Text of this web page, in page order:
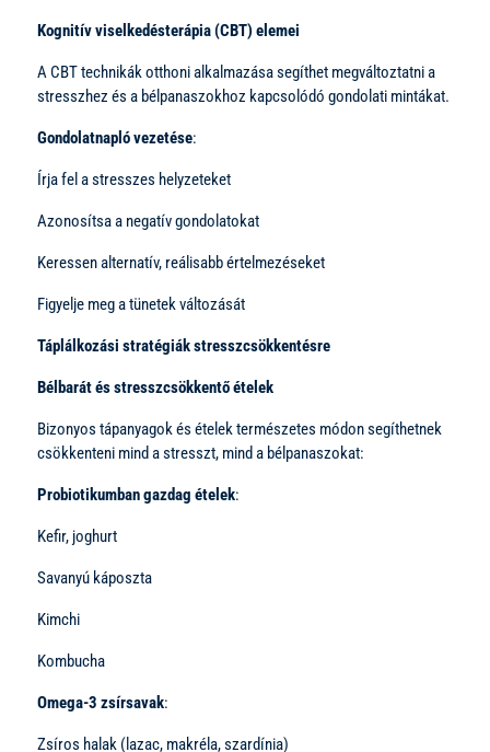
Kognitív viselkedésterápia (CBT) elemei
A CBT technikák otthoni alkalmazása segíthet megváltoztatni a
stresszhez és a bélpanaszokhoz kapcsolódó gondolati mintákat.
Gondolatnapló vezetése:
Írja fel a stresszes helyzeteket
Azonosítsa a negatív gondolatokat
Keressen alternatív, reálisabb értelmezéseket
Figyelje meg a tünetek változását
Táplálkozási stratégiák stresszcsökkentésre
Bélbarát és stresszcsökkentő ételek
Bizonyos tápanyagok és ételek természetes módon segíthetnek
csökkenteni mind a stresszt, mind a bélpanaszokat:
Probiotikumban gazdag ételek:
Kefir, joghurt
Savanyú káposzta
Kimchi
Kombucha
Omega-3 zsírsavak:
Zsíros halak (lazac, makréla, szardínia)